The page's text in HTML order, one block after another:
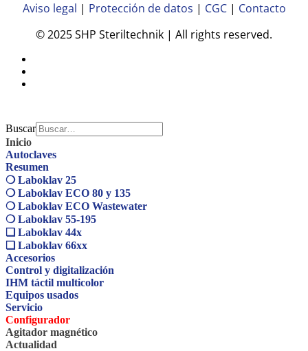
Aviso legal | Protección de datos | CGC| Contacto
© 2025 SHP Steriltechnik | All rights reserved.
Buscar
Inicio
Autoclaves
Resumen
❍ Laboklav 25
❍ Laboklav ECO 80 y 135
❍ Laboklav ECO Wastewater
❍ Laboklav 55-195
❏ Laboklav 44x
❏ Laboklav 66xx
Accesorios
Control y digitalización
IHM táctil multicolor
Equipos usados
Servicio
Configurador
Agitador magnético
Actualidad